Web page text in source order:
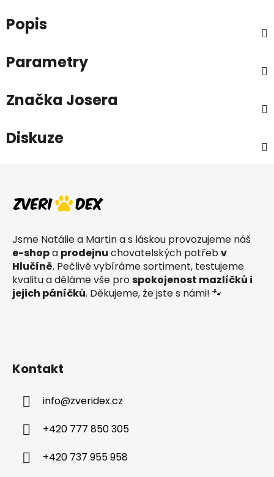
Popis
Parametry
Značka Josera
Diskuze
Jsme Natálie a Martin a s láskou provozujeme náš
e-shopa prodejnu chovatelských potřebv
Hlučíně. Pečlivě vybíráme sortiment, testujeme
kvalitu a děláme vše prospokojenost mazlíčků i
jejich páníčků. Děkujeme, že jste s námi! 🐾
Kontakt
info@zveridex.cz
+420 777 850 305
+420 737 955 958